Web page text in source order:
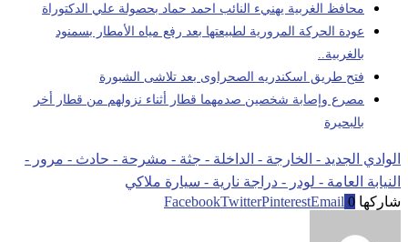
محافظ الغربية يهنيء النائب احمد حماد بحصولة علي الدكتوراة
عودة الحركة المرورية لطبيعتها بعد رفع مياه الأمطار بسمنود
بالغربية..
فتح طريق اسكندريه الصحراوى بعد تلاشى الشبورة
مصرع وإصابة شخصين صدمهما قطار أثناء نزولهم من قطار أخر
بالبحيرة
الوادي الجديد - الخارجة - الداخلة - جثة - مشرحة - حادث - مرور -
النيابة العامة - لودر - دراجة نارية - سيارة ملاكي
شاركها 0
FacebookTwitterPinterestEmail